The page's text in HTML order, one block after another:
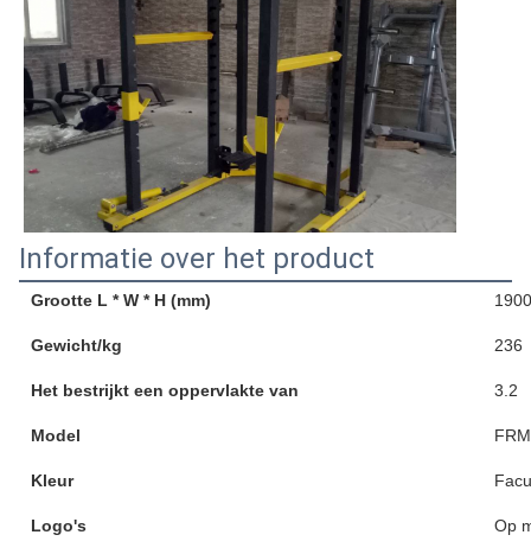
Informatie over het product
Grootte L * W * H (mm)
Gewicht/kg 236
Het bestrijkt een oppervlakte van 3.2
Model
Kleur
Logo's Op